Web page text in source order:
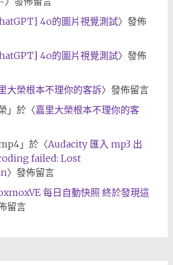
4o的圖片視覺測試〉發佈
4o的圖片視覺測試〉發佈
大榮根本不理你的客訴〉發佈留言
」於〈嘉里大榮根本不理你的客
」於〈Audacity 匯入 mp3 出
failed: Lost
〉發佈留言
每日自動快照 終於發現這
留言